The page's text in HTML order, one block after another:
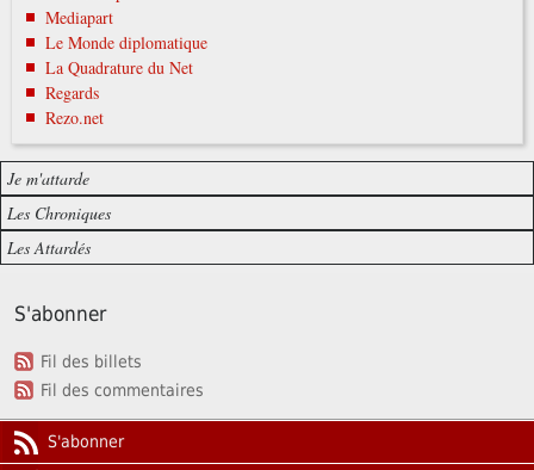
Mediapart
Le Monde diplomatique
La Quadrature du Net
Regards
Rezo.net
Je m'attarde
Les Chroniques
Les Attardés
S'abonner
Fil des billets
Fil des commentaires
S'abonner